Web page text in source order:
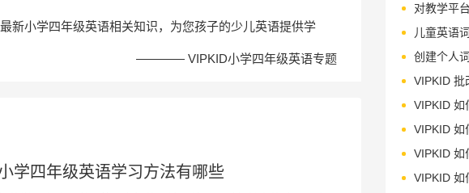
新小学四年级英语相关知识，为您孩子的少儿英语提供学
———— VIPKID小学四年级英语专题
学四年级英语学习方法有哪些
对教学平
儿童英语
创建个人
VIPKID 批
VIPKID 如